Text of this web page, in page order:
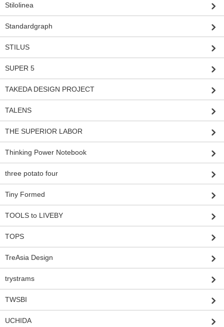
Stilolinea
Standardgraph
STILUS
SUPER 5
TAKEDA DESIGN PROJECT
TALENS
THE SUPERIOR LABOR
Thinking Power Notebook
three potato four
Tiny Formed
TOOLS to LIVEBY
TOPS
TreAsia Design
trystrams
TWSBI
UCHIDA